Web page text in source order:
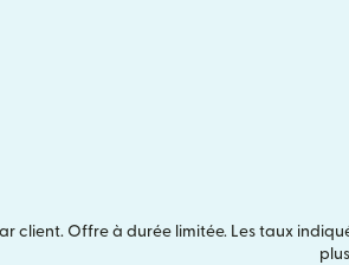
client. Offre à durée limitée. Les taux